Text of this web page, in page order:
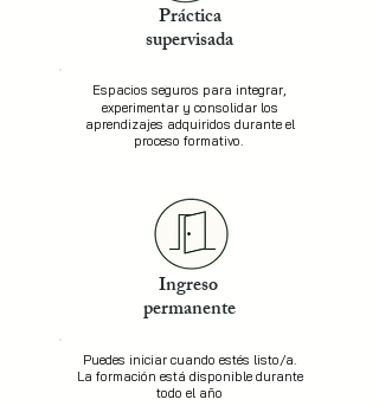
Práctica
supervisada
Espacios seguros para integrar,
experimentar y consolidar los
aprendizajes adquiridos durante el
proceso formativo.
Ingreso
permanente
Puedes iniciar cuando estés listo/a.
La formación está disponible durante
todo el año